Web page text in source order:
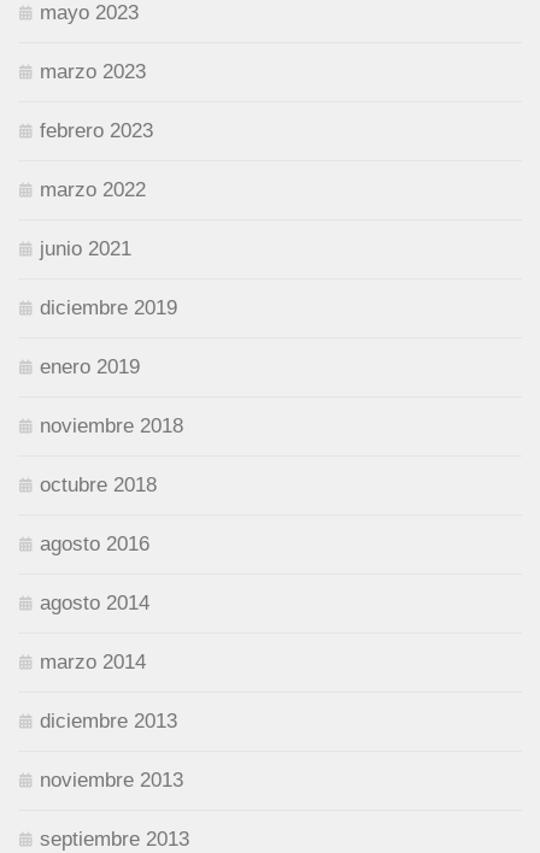
mayo 2023
marzo 2023
febrero 2023
marzo 2022
junio 2021
diciembre 2019
enero 2019
noviembre 2018
octubre 2018
agosto 2016
agosto 2014
marzo 2014
diciembre 2013
noviembre 2013
septiembre 2013